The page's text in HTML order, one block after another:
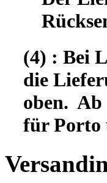
(4) : Bei
die
oben. Ab
für Porto